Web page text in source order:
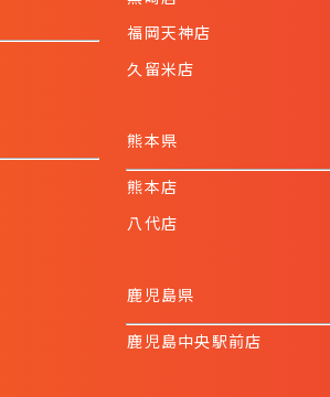
福岡天神店
久留米店
熊本県
熊本店
八代店
鹿児島県
鹿児島中央駅前店